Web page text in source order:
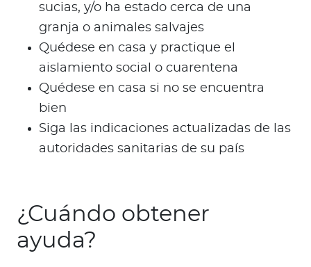
sucias, y/o ha estado cerca de una
granja o animales salvajes
Quédese en casa y practique el
aislamiento social o cuarentena
Quédese en casa si no se encuentra
bien
Siga las indicaciones actualizadas de las
autoridades sanitarias de su país
¿Cuándo obtener
ayuda?